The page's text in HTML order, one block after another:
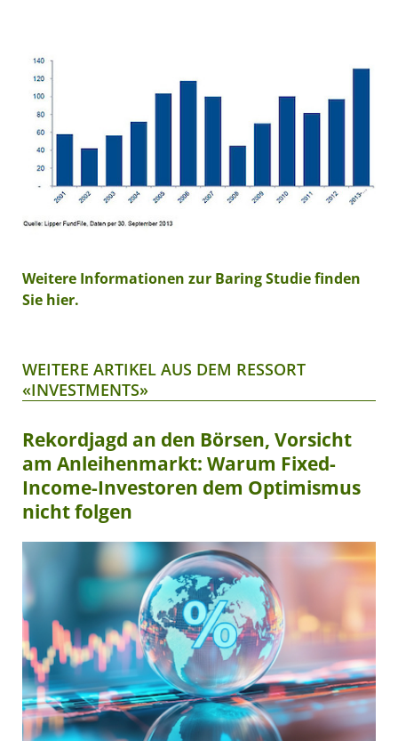
Weitere Informationen zur Baring Studie finden
Sie hier.
WEITERE ARTIKEL AUS DEM RESSORT
«INVESTMENTS»
Rekordjagd an den Börsen, Vorsicht
am Anleihenmarkt: Warum Fixed-
Income-Investoren dem Optimismus
nicht folgen